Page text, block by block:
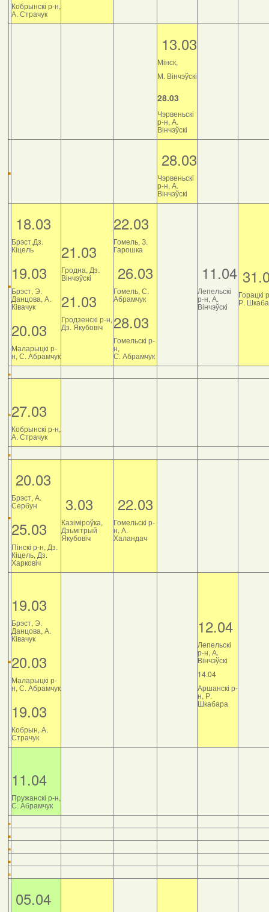
Кобрынскі р-н,
А. Страчук
13.03
Мінск,
М. Вінчэўскі
28.03
Чэрвеньскі
р-н, А.
Вінчэўскі
28.03
Чэрвеньскі
р-н, А.
Вінчэўскі
18.03
Брэст,Дз.
Кіцель
19.03
Брэст, Э.
Данцова, А.
Ківачук
20.03
Маларыцкі р-
н, С. Абрамчук
21.03
Гродна, Дз.
Вінчэўскі
21.03
Гродзенскі р-н,
Дз. Якубовіч
22.03
Гомель, З.
Гарошка
26.03
Гомель, С.
Абрамчук
28.03
Гомельскі р-
н,
С. Абрамчук
11.04
Лепельскі
р-н, А.
Вінчэўскі
Горацкі
Р.
27.03
Кобрынскі р-н,
А. Страчук
20.03
Брэст, А.
Сербун
25.03
Пінскі р-н, Дз.
Кіцель, Дз.
Харковіч
3.03
Казіміроўка,
Дзьмітрый
Якубовіч
22.03
Гомельскі р-
н, А.
Халандач
19.03
Брэст, Э.
Данцова, А.
Ківачук
20.03
Маларыцкі р-
н, С. Абрамчук
19.03
Кобрын, А.
Страчук
12.04
Лепельскі
р-н, А.
Вінчэўскі
14.04
Аршанскі р-
н, Р.
Шкабара
11.04
Пружанскі р-н,
С. Абрамчук
05.04